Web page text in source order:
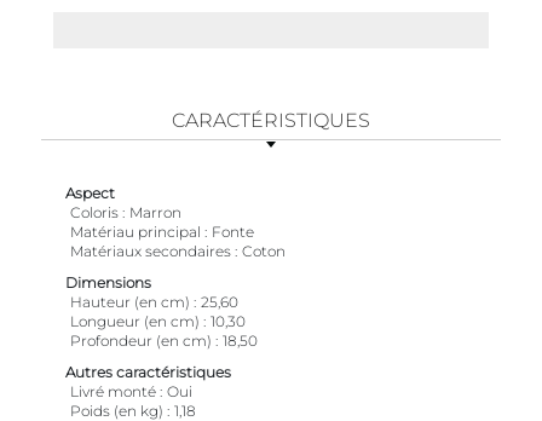
CARACTÉRISTIQUES
Aspect
Coloris
Marron
Matériau principal
Fonte
Matériaux secondaires Coton
Dimensions
Hauteur (en cm)
25,60
Longueur (en cm)
10,30
Profondeur (en cm)
18,50
Autres caractéristiques
Livré monté Oui
Poids (en kg)
1,18